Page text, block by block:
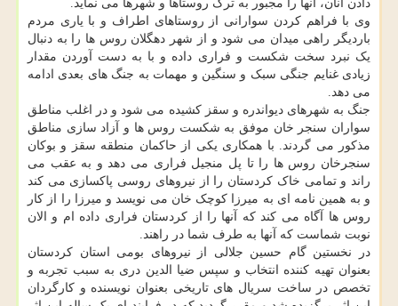
دادن آنان، آنها را مجبور به ترک روستاها و شهرها می نماید.
وی با فراهم کردن سوارانی از روستاهای اطراف و با یاری مردم
باردیگر راهی میدان می شود و از شهر دهگلان روس ها را به دنبال
یک نبرد سخت شکست و فراری داده و با به دست آوردن مقدار
زیادی غنایم جنگی سبک و سنگین و مهمات به جنگ های بعدی ادامه
می دهد.
جنگ به شهرهای دیواندره و سقز کشیده می شود و در اغلب مناطق
سواران سنجر خان موفق به شکست روس ها و آزاد سازی مناطق
مذکور می گردند. با همکاری یکی از حاکمان منطقه سقز و بوکان
سنجرخان روس ها را تا پل منجیل فراری می دهد و به عقب می
راند و تمامی خاک کردستان را از نیروهای روسی پاکسازی می کند
و به همین نامه ای به میرزا کوچک خان می نویسد و میرزا را از کار
روس ها آگاه می کند که آنها را از کردستان فراری داده ام و الان
نوبت شماست که آنها به طرف شما در راهند.
در نخستین گام حسین جلالی از نیروهای بومی استان کردستان
بعنوان تهیه کننده انتخاب و سپس ضیا الدین دری به سبب تجربه و
تخصص در ساخت سریال های تاریخی بعنوان نویسنده و کارگردان